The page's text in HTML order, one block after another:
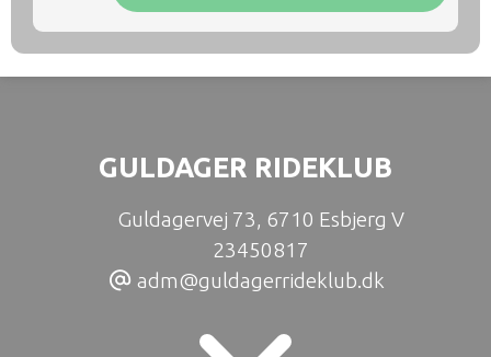
GULDAGER RIDEKLUB
Guldagervej 73, 6710 Esbjerg V
23450817
adm@guldagerrideklub.dk